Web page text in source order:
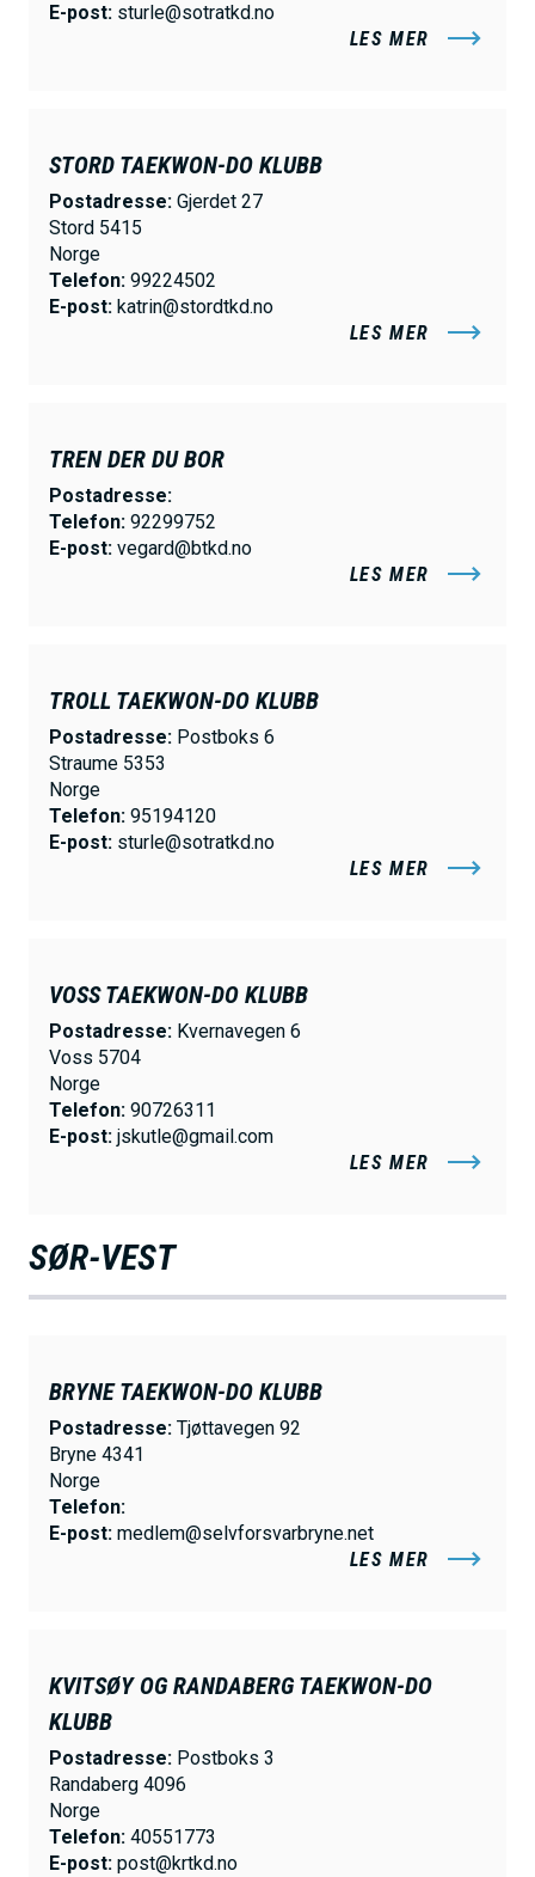
E-post: sturle@sotratkd.no
LES MER
STORD TAEKWON-DO KLUBB
Postadresse: Gjerdet 27
Stord 5415
Norge
Telefon: 99224502
E-post: katrin@stordtkd.no
LES MER
TREN DER DU BOR
Postadresse:
Telefon: 92299752
E-post: vegard@btkd.no
LES MER
TROLL TAEKWON-DO KLUBB
Postadresse: Postboks 6
Straume 5353
Norge
Telefon: 95194120
E-post: sturle@sotratkd.no
LES MER
VOSS TAEKWON-DO KLUBB
Postadresse: Kvernavegen 6
Voss 5704
Norge
Telefon: 90726311
E-post: jskutle@gmail.com
LES MER
SØR-VEST
BRYNE TAEKWON-DO KLUBB
Postadresse: Tjøttavegen 92
Bryne 4341
Norge
Telefon:
E-post: medlem@selvforsvarbryne.net
LES MER
KVITSØY OG RANDABERG TAEKWON-DO
KLUBB
Postadresse: Postboks 3
Randaberg 4096
Norge
Telefon: 40551773
E-post: post@krtkd.no